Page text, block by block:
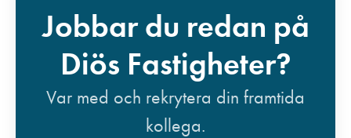
Jobbar du redan på
Diös Fastigheter?
Var med och rekrytera din framtida
kollega.